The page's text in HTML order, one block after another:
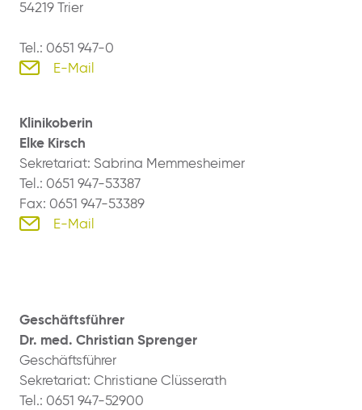
54219 Trier
Tel.: 0651 947-0
E-Mail
Klinikoberin
Elke Kirsch
Sekretariat: Sabrina Memmesheimer
Tel.: 0651 947-53387
Fax: 0651 947-53389
E-Mail
Geschäftsführer
Dr. med. Christian Sprenger
Geschäftsführer
Sekretariat: Christiane Clüsserath
Tel.: 0651 947-52900